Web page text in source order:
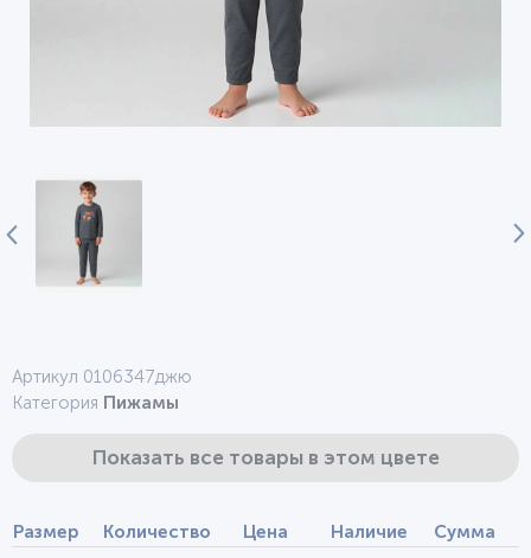
Артикул 0106347джю
Категория Пижамы
Показать все товары в этом цвете
Размер Количество Цена Наличие Сумма